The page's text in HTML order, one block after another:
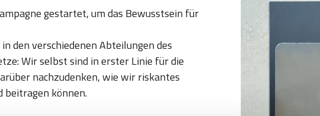
gestartet, um das Bewusstsein für
den verschiedenen Abteilungen des
Wir selbst sind in erster Linie für die
nachzudenken, wie wir riskantes
beitragen können.